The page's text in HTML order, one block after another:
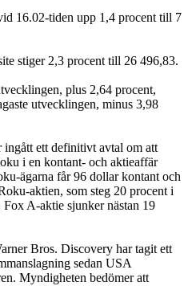
16.02-tiden upp 1,4 procent till 7
stiger 2,3 procent till 26 496,83.
plus 2,64 procent,
utvecklingen, minus 3,98
ett definitivt avtal om att
i en kontant- och aktieaffär
ägarna får 96 dollar kontant och
aktien, som steg 20 procent i
A-aktie sjunker nästan 19
Bros. Discovery har tagit ett
sedan USA
Myndigheten bedömer att